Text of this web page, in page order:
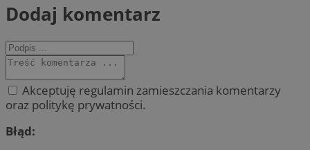
Dodaj komentarz
Akceptuję regulamin zamieszczania komentarzy
oraz politykę prywatności.
Błąd: